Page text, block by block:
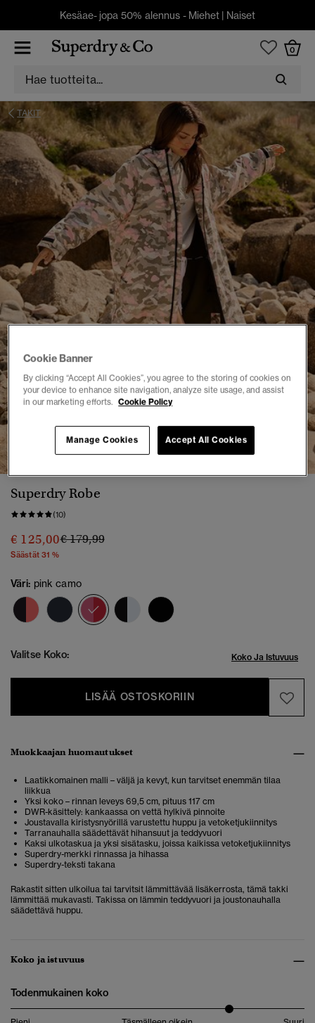
Kesäae- jopa 50% alennus - Miehet | Naiset
0
TAKIT
2 3 5 6 7
Superdry Robe
(10)
€ 125,00Hinta alennettu hinnasta
€ 179,99hintaan
Säästät 31 %
Väri: pink camo
valittu
Valitse Koko: Koko Ja Istuvuus
LISÄÄ OSTOSKORIIN
Muokkaajan huomautukset
Laatikkomainen malli – väljä ja kevyt, kun tarvitset enemmän tilaa
liikkua
Yksi koko – rinnan leveys 69,5 cm, pituus 117 cm
DWR-käsittely: kankaassa on vettä hylkivä pinnoite
Joustavalla kiristysnyörillä varustettu huppu ja vetoketjukiinnitys
Tarranauhalla säädettävät hihansuut ja teddyvuori
Kaksi ulkotaskua ja yksi sisätasku, joissa kaikissa vetoketjukiinnitys
Superdry-merkki rinnassa ja hihassa
Superdry-teksti takana
Rakastit sitten ulkoilua tai tarvitsit lämmittävää lisäkerrosta, tämä takki
lämmittää mukavasti. Takissa on lämmin teddyvuori ja joustonauhalla
säädettävä huppu.
Koko ja istuvuus
Todenmukainen koko
Cookie Banner
By clicking “Accept All Cookies”, you agree to the storing of cookies on
your device to enhance site navigation, analyze site usage, and assist
in our marketing efforts. Cookie Policy
Accept All Cookies
Manage Cookies